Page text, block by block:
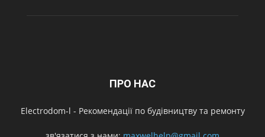
ПРО НАС
Electrodom-l - Рекомендації по будівництву та ремонту